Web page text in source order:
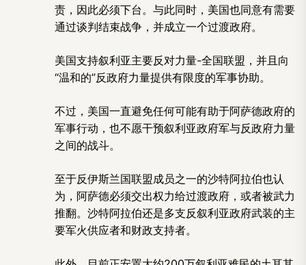
责，因此必须下台。与此同时，美国也同意有需要
通过谈判结束战争，并成立一个过渡政府。
美国支持叙利亚主要反对力量-全国联盟，并且向
“温和的”反政府力量提供有限度的军事协助。
不过，美国一直避免任何可能有助于阿萨德政府的
军事行动，也不愿干预叙利亚政府军与反政府力量
之间的战斗。
至于反伊斯兰国联盟成员之一的沙特阿拉伯也认
为，阿萨德必须交出权力给过渡政府，或者被武力
推翻。沙特阿拉伯还是多支反叙利亚政府武装的主
要军火供应者和财政支持者。